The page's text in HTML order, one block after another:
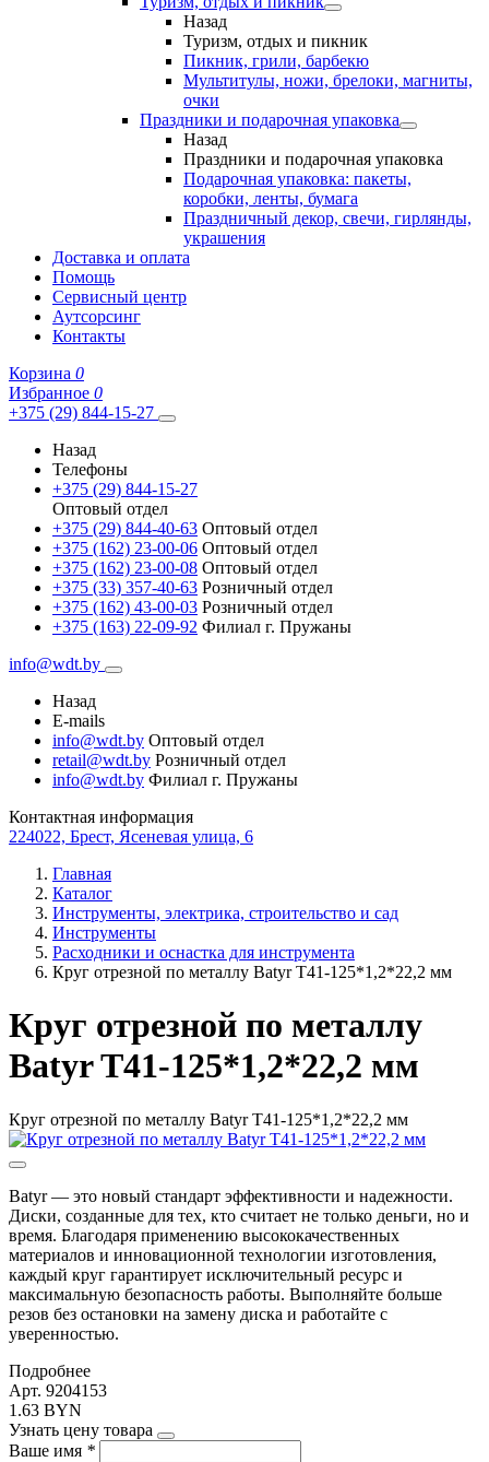
Назад
Туризм, отдых и пикник
Пикник, грили, барбекю
Мультитулы, ножи, брелоки, магниты,
очки
Праздники и подарочная упаковка
Назад
Праздники и подарочная упаковка
Подарочная упаковка: пакеты,
коробки, ленты, бумага
Праздничный декор, свечи, гирлянды,
украшения
Доставка и оплата
Помощь
Сервисный центр
Аутсорсинг
Контакты
Корзина 0
Избранное 0
+375 (29) 844-15-27
Назад
Телефоны
+375 (29) 844-15-27
Оптовый отдел
+375 (29) 844-40-63 Оптовый отдел
+375 (162) 23-00-06 Оптовый отдел
+375 (162) 23-00-08 Оптовый отдел
+375 (33) 357-40-63 Розничный отдел
+375 (162) 43-00-03 Розничный отдел
+375 (163) 22-09-92 Филиал г. Пружаны
info@wdt.by
Назад
E-mails
info@wdt.by Оптовый отдел
retail@wdt.by Розничный отдел
info@wdt.by Филиал г. Пружаны
Контактная информация
224022, Брест, Ясеневая улица, 6
Главная
Каталог
Инструменты, электрика, строительство и сад
Инструменты
Расходники и оснастка для инструмента
Круг отрезной по металлу Batyr T41-125*1,2*22,2 мм
Круг отрезной по металлу
Batyr T41-125*1,2*22,2 мм
Круг отрезной по металлу Batyr T41-125*1,2*22,2 мм
Batyr — это новый стандарт эффективности и надежности.
Диски, созданные для тех, кто считает не только деньги, но и
время. Благодаря применению высококачественных
материалов и инновационной технологии изготовления,
каждый круг гарантирует исключительный ресурс и
максимальную безопасность работы. Выполняйте больше
резов без остановки на замену диска и работайте с
уверенностью.
Подробнее
Арт. 9204153
1.63 BYN
Узнать цену товара
Ваше имя *